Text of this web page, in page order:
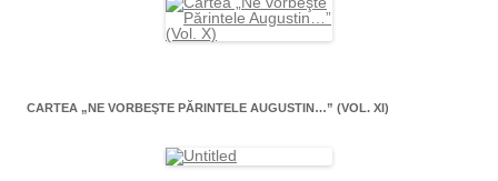
CARTEA „NE VORBEŞTE PĂRINTELE AUGUSTIN…” (VOL. XI)